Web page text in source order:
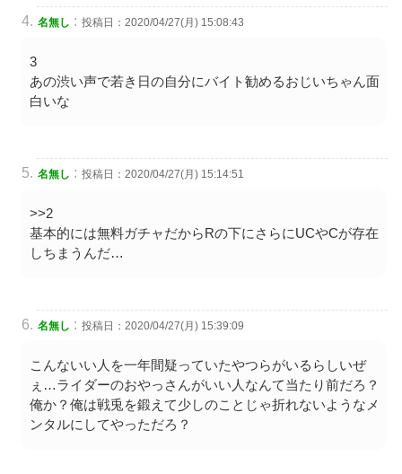
名無し : 投稿日：2020/04/27(月) 15:08:43
3
あの渋い声で若き日の自分にバイト勧めるおじいちゃん面
白いな
名無し : 投稿日：2020/04/27(月) 15:14:51
>>2
基本的には無料ガチャだからRの下にさらにUCやCが存在
しちまうんだ…
名無し : 投稿日：2020/04/27(月) 15:39:09
こんないい人を一年間疑っていたやつらがいるらしいぜ
ぇ…ライダーのおやっさんがいい人なんて当たり前だろ？
俺か？俺は戦兎を鍛えて少しのことじゃ折れないようなメ
ンタルにしてやっただろ？